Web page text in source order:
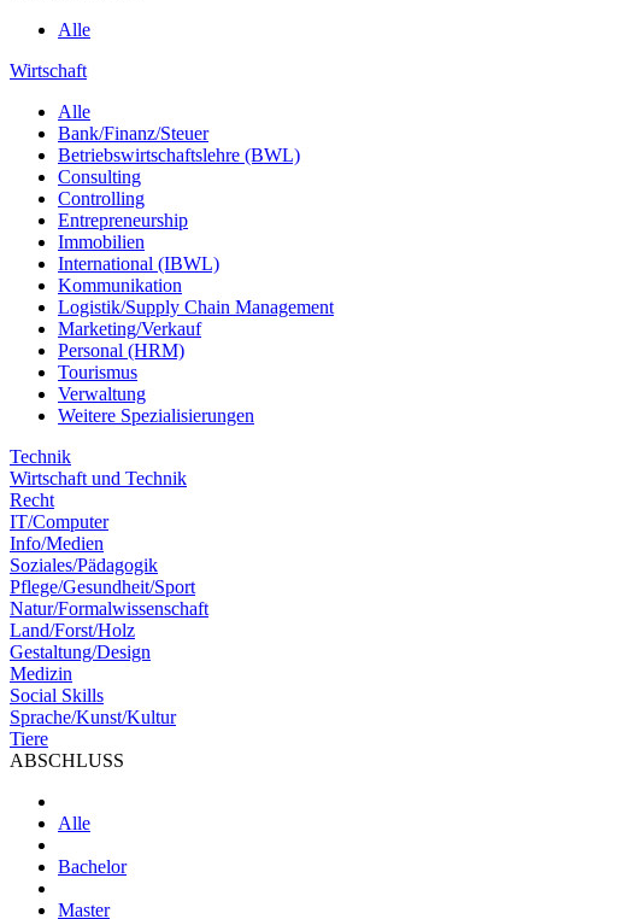
Alle
Wirtschaft
Alle
Bank/Finanz/Steuer
Betriebswirtschaftslehre (BWL)
Consulting
Controlling
Entrepreneurship
Immobilien
International (IBWL)
Kommunikation
Logistik/Supply Chain Management
Marketing/Verkauf
Personal (HRM)
Tourismus
Verwaltung
Weitere Spezialisierungen
Technik
Wirtschaft und Technik
Recht
IT/Computer
Info/Medien
Soziales/Pädagogik
Pflege/Gesundheit/Sport
Natur/Formalwissenschaft
Land/Forst/Holz
Gestaltung/Design
Medizin
Social Skills
Sprache/Kunst/Kultur
Tiere
ABSCHLUSS
Alle
Bachelor
Master